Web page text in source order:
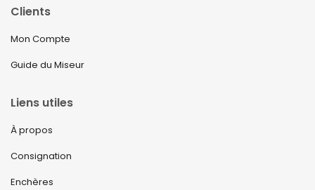
Clients
Mon Compte
Guide du Miseur
Liens utiles
À propos
Consignation
Enchères